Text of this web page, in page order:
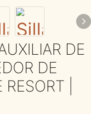
DE
DE
|